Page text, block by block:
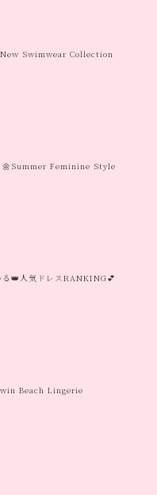
Swimwear Collection
🌼Summer Feminine Style
👑人気ドレスRANKING💕
Beach Lingerie